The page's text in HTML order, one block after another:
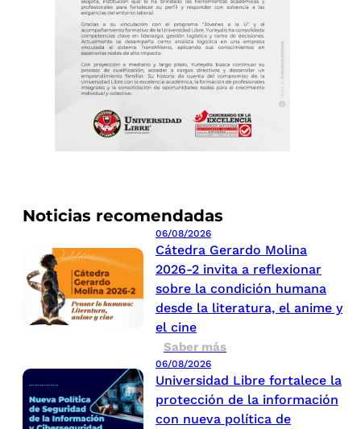
Noticias recomendadas
06/08/2026
Cátedra Gerardo Molina
2026-2 invita a reflexionar
sobre la condición humana
desde la literatura, el anime y
el cine
Saber más
06/08/2026
Universidad Libre fortalece la
protección de la información
con nueva política de